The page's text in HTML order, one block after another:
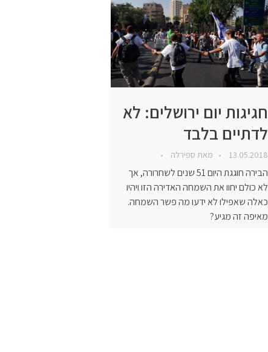
חגיגות יום ירושלים: לא
לדתיים בלבד
13.05.2018 מאת ספירלה
הבירה חוגגת היום 51 שנים לשחרורה, אך
לא כולם יחוו את השמחה האדירה הזו ויהיו
כאלה שאפילו לא ידעו מה פשר השמחה.
מאיפה זה מגיע?